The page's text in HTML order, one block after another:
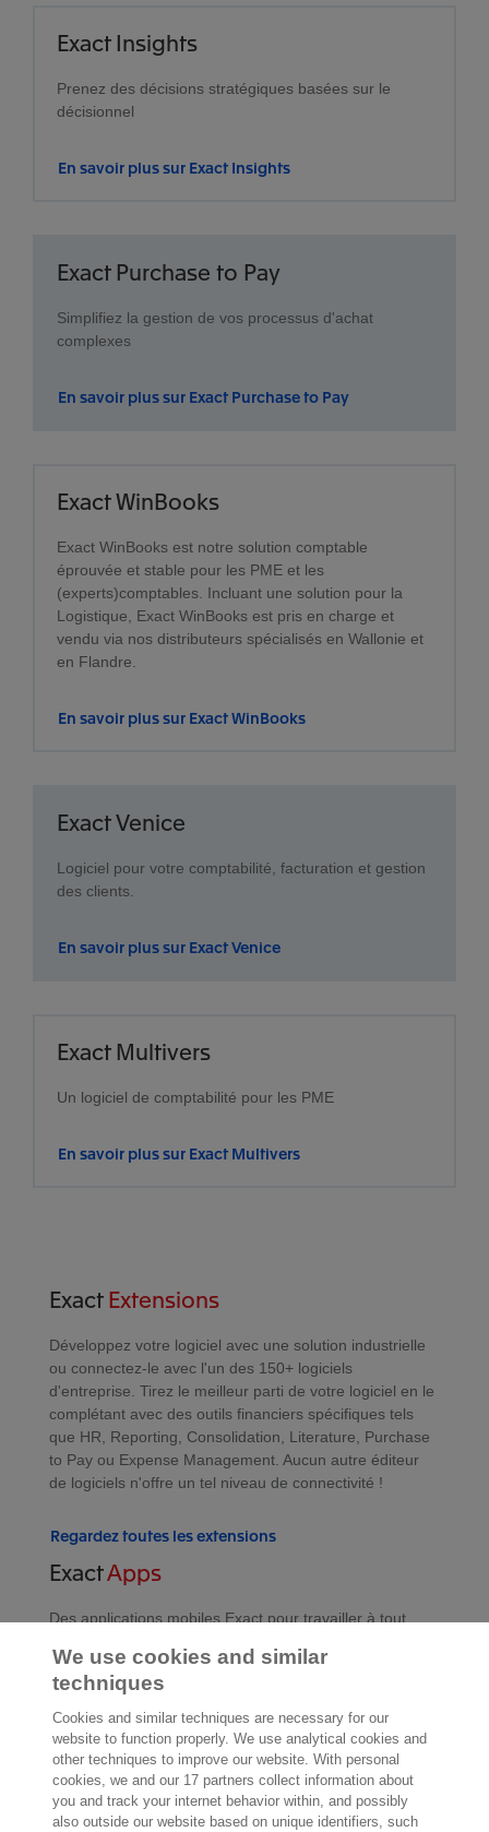
Exact Insights
Prenez des décisions stratégiques basées sur le
décisionnel
En savoir plus sur Exact Insights
Exact Purchase to Pay
Simplifiez la gestion de vos processus d'achat
complexes
En savoir plus sur Exact Purchase to Pay
Exact WinBooks
Exact WinBooks est notre solution comptable
éprouvée et stable pour les PME et les
(experts)comptables. Incluant une solution pour la
Logistique, Exact WinBooks est pris en charge et
vendu via nos distributeurs spécialisés en Wallonie et
en Flandre.
En savoir plus sur Exact WinBooks
Exact Venice
Logiciel pour votre comptabilité, facturation et gestion
des clients.
En savoir plus sur Exact Venice
Exact Multivers
Un logiciel de comptabilité pour les PME
En savoir plus sur Exact Multivers
ExactExtensions
Développez votre logiciel avec une solution industrielle
ou connectez-le avec l'un des 150+ logiciels
d'entreprise. Tirez le meilleur parti de votre logiciel en le
complétant avec des outils financiers spécifiques tels
que HR, Reporting, Consolidation, Literature, Purchase
to Pay ou Expense Management. Aucun autre éditeur
de logiciels n'offre un tel niveau de connectivité !
Regardez toutes les extensions
ExactApps
Des applications mobiles Exact pour travailler à tout
Regardez toutes les apps
2.000 spécialistessont prêts à vous aider
We use cookies and similar
techniques
Cookies and similar techniques are necessary for our
website to function properly. We use analytical cookies and
other techniques to improve our website. With personal
cookies, we and our 17 partners collect information about
you and track your internet behavior within, and possibly
also outside our website based on unique identifiers, such